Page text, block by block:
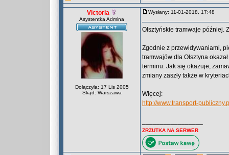
Victoria
Asystentka Admina
Dołączyła: 17 Lis 2005
Skąd: Warszawa
Wysłany: 11-01-2018, 17:48
Olsztyńskie tramwaje później.
Zgodnie z przewidywaniami,
tramwajów dla Olsztyna
terminu. Jak się okazuje,
zmiany zaszły także w
Więcej:
http://www.transport-
ZRZUTKA NA SERWER